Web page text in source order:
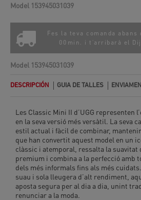
Model 153945031039
Fes la teva comanda
00min. i t'arribarà el
Model 153945031039
DESCRIPCIÓN GUIA DE TALLES
Les Classic Mini II d’UGG representen
en la seva versió més versàtil. La seva
estil actual i fàcil de combinar,
que han convertit aquest model en un
clàssic i atemporal, ressalta la suavitat
premium i combina a la perfecció amb
dels més informals fins als més
suau i sola lleugera d’alt rendiment,
aposta segura per al dia a dia, unint
renunciar a la moda.